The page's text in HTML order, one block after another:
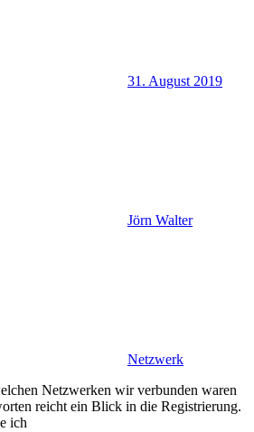
31. August 2019
Jörn Walter
Netzwerk
Netzwerken wir verbunden waren
reicht ein Blick in die Registrierung.
ich